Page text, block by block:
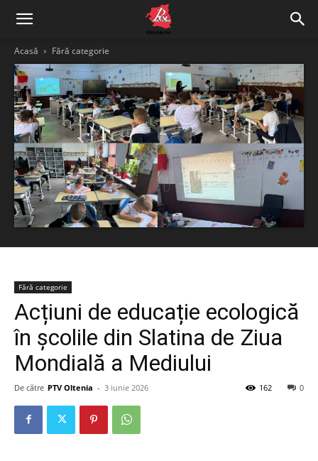
Acasă Fără categorie
Fără categorie
Acțiuni de educație ecologică
în școlile din Slatina de Ziua
Mondială a Mediului
De către PTV Oltenia - 3 iunie 2026 0
162